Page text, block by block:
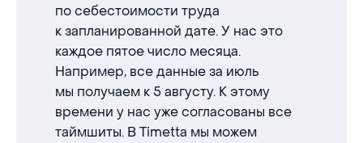
по себестоимости труда
к запланированной дате. У нас это
каждое пятое число месяца.
Например, все данные за июль
мы получаем к 5 августу. К этому
времени у нас уже согласованы все
таймшиты. В Timetta мы можем